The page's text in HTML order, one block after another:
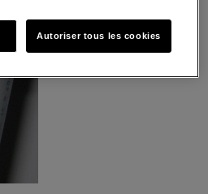
Autoriser tous les cookies